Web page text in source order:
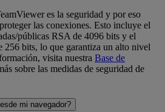
es la seguridad y por eso
las conexiones. Esto incluye el
públicas RSA de 4096 bits y el
256 bits, lo que garantiza un alto nivel
visita nuestra Base de
sobre las medidas de seguridad de
mi navegador?